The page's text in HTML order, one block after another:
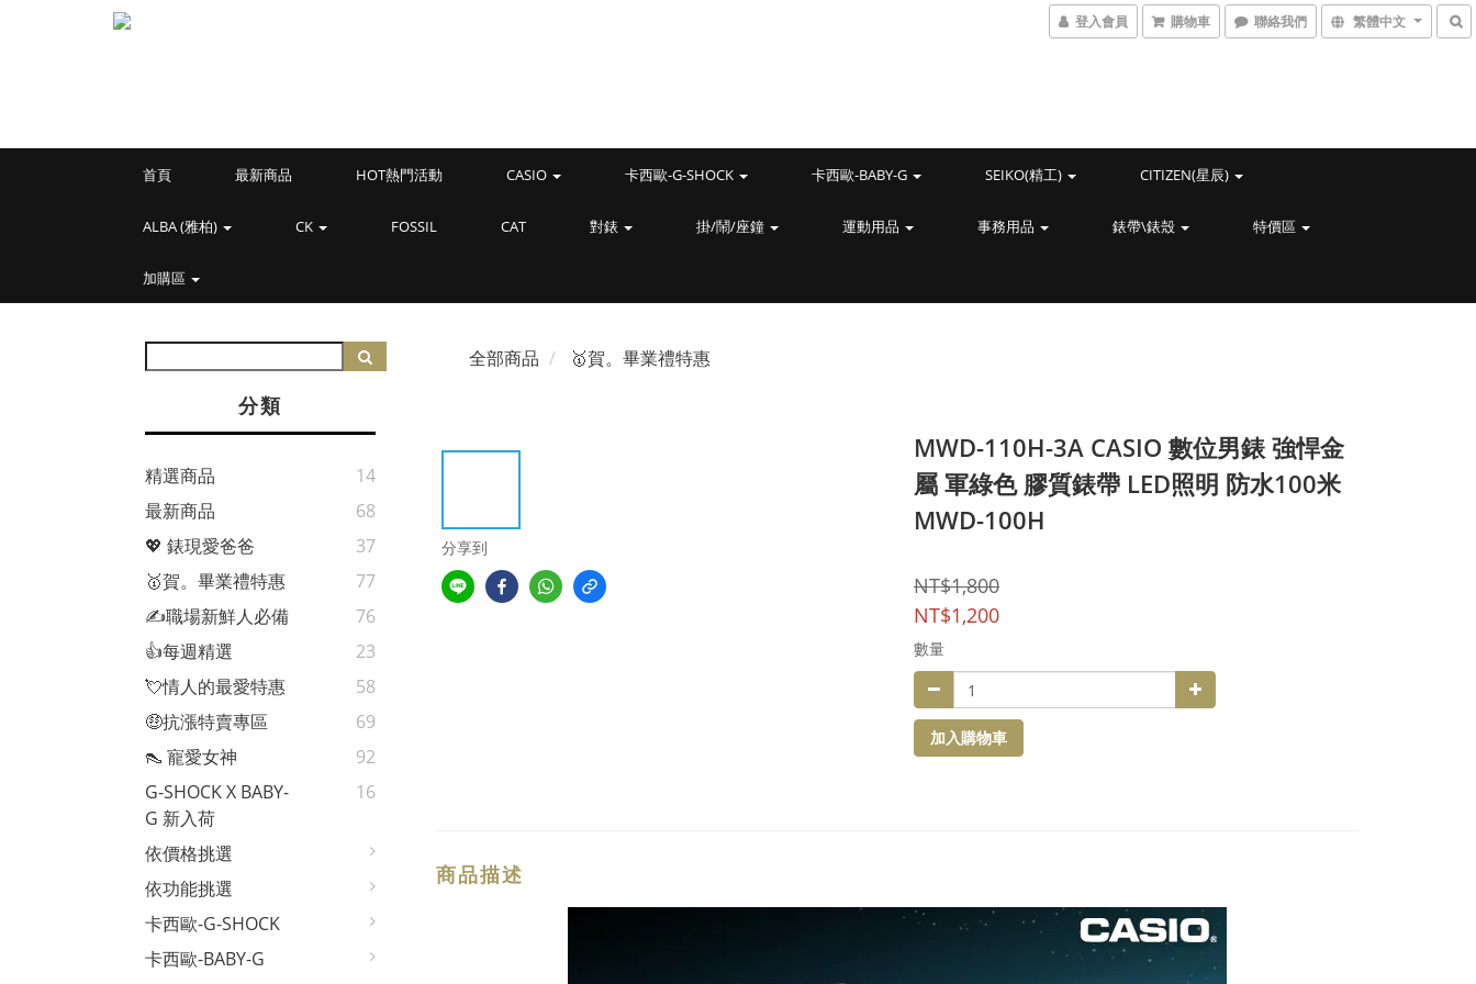
登入會員 購物車 聯絡我們 繁體中文
首頁 最新商品 HOT熱門活動 CASIO 卡西歐-G-SHOCK 卡西歐-BABY-G SEIKO(精工) CITIZEN(星辰)
ALBA (雅柏) CK FOSSIL CAT 對錶 掛/鬧/座鐘 運動用品 事務用品 錶帶\錶殼 特價區
加購區
分類
精選商品
14
最新商品
68
💖 錶現愛爸爸
37
🥇賀。畢業禮特惠
77
✍️職場新鮮人必備
76
👍每週精選
23
💘情人的最愛特惠
58
🤑抗漲特賣專區
69
👠 寵愛女神
92
G-SHOCK X BABY-
G 新入荷
16
依價格挑選
依功能挑選
卡西歐-G-SHOCK
卡西歐-BABY-G
全部商品 🥇賀。畢業禮特惠
分享到
MWD-110H-3A CASIO 數位男錶 強悍金
屬 軍綠色 膠質錶帶 LED照明 防水100米
MWD-100H
NT$1,800
NT$1,200
數量
加入購物車
商品描述